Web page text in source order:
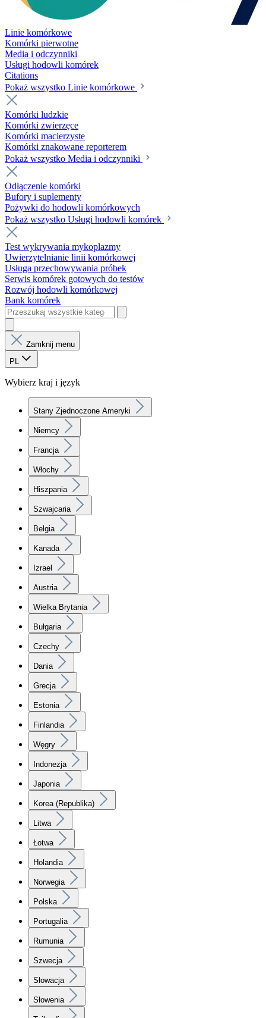
Linie komórkowe
Komórki pierwotne
Media i odczynniki
Usługi hodowli komórek
Citations
Pokaż wszystko Linie komórkowe
Komórki ludzkie
Komórki zwierzęce
Komórki macierzyste
Komórki znakowane reporterem
Pokaż wszystko Media i odczynniki
Odłączenie komórki
Bufory i suplementy
Pożywki do hodowli komórkowych
Pokaż wszystko Usługi hodowli komórek
Test wykrywania mykoplazmy
Uwierzytelnianie linii komórkowej
Usługa przechowywania próbek
Serwis komórek gotowych do testów
Rozwój hodowli komórkowej
Bank komórek
Zamknij menu
PL
Wybierz kraj i język
Stany Zjednoczone Ameryki
Niemcy
Francja
Włochy
Hiszpania
Szwajcaria
Belgia
Kanada
Izrael
Austria
Wielka Brytania
Bułgaria
Czechy
Dania
Grecja
Estonia
Finlandia
Węgry
Indonezja
Japonia
Korea (Republika)
Litwa
Łotwa
Holandia
Norwegia
Polska
Portugalia
Rumunia
Szwecja
Słowacja
Słowenia